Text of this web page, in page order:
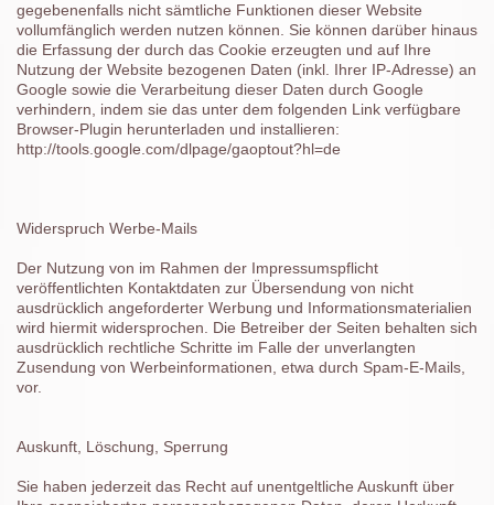
gegebenenfalls nicht sämtliche Funktionen dieser Website
vollumfänglich werden nutzen können. Sie können darüber hinaus
die Erfassung der durch das Cookie erzeugten und auf Ihre
Nutzung der Website bezogenen Daten (inkl. Ihrer IP-Adresse) an
Google sowie die Verarbeitung dieser Daten durch Google
verhindern, indem sie das unter dem folgenden Link verfügbare
Browser-Plugin herunterladen und installieren:
http://tools.google.com/dlpage/gaoptout?hl=de
Widerspruch Werbe-Mails
Der Nutzung von im Rahmen der Impressumspflicht
veröffentlichten Kontaktdaten zur Übersendung von nicht
ausdrücklich angeforderter Werbung und Informationsmaterialien
wird hiermit widersprochen. Die Betreiber der Seiten behalten sich
ausdrücklich rechtliche Schritte im Falle der unverlangten
Zusendung von Werbeinformationen, etwa durch Spam-E-Mails,
vor.
Auskunft, Löschung, Sperrung
Sie haben jederzeit das Recht auf unentgeltliche Auskunft über